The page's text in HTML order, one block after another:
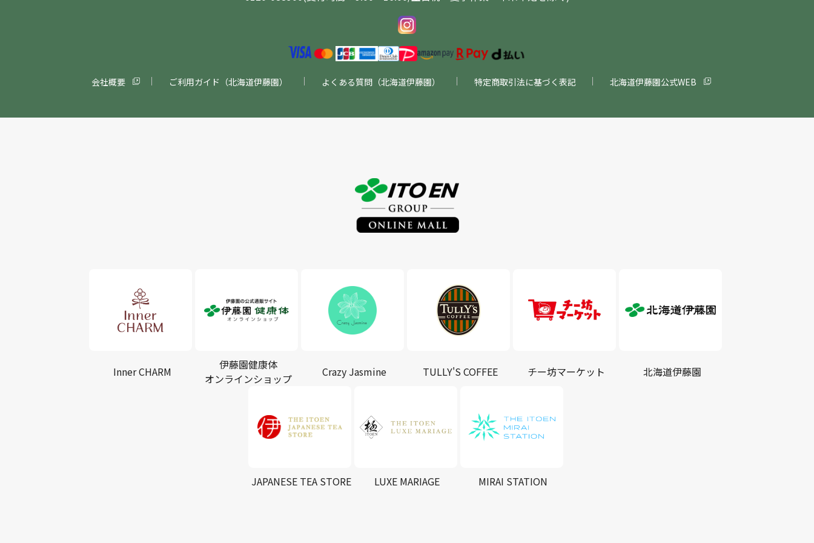
会社概要 ご利用ガイド（北海道伊藤園） よくある質問（北海道伊藤園） 特定商取引法に基づく表記 北海道伊藤園公式WEB
Inner CHARM
伊藤園健康体
オンラインショップ
Crazy Jasmine TULLY'S COFFEE チー坊マーケット 北海道伊藤園
JAPANESE TEA STORE LUXE MARIAGE MIRAI STATION